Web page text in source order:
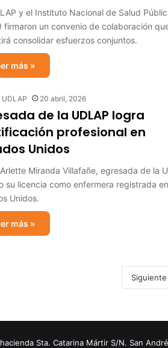
y el Instituto Nacional de Salud
firmaron un convenio de colaboración
consolidar esfuerzos conjuntos.
más »
UDLAP 20 abril, 2026
de la UDLAP logra
profesional en
Unidos
Miranda Villafañe, egresada de la
su licencia como enfermera registrada en
Unidos.
más »
Siguiente
Sta. Catarina Mártir S/N. San